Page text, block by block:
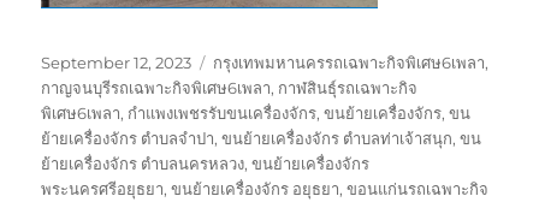
Posted
on
September 12, 2023 Tags
กรุงเทพมหานครรถเฉพาะกิจพิเศษ6เพลา,
กาญจนบุรีรถเฉพาะกิจพิเศษ6เพลา, กาฬสินธุ์รถเฉพาะกิจ
พิเศษ6เพลา, กำแพงเพชรรับขนเครื่องจักร,ขนย้ายเครื่องจักร,ขน
ย้ายเครื่องจักร ตำบลจำปา,ขนย้ายเครื่องจักร ตำบลท่าเจ้าสนุก,ขน
ย้ายเครื่องจักร ตำบลนครหลวง,ขนย้ายเครื่องจักร
พระนครศรีอยุธยา,ขนย้ายเครื่องจักร อยุธยา,ขอนแก่นรถเฉพาะกิจ